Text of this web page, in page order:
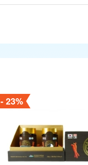
- 23%